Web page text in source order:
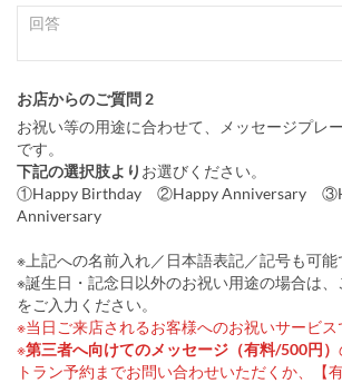
お店からのご質問 2
お祝い等の用途に合わせて、メッセージプレ
です。
下記の選択肢より お選びください。
①Happy Birthday ②Happy Anniversary
Anniversary
※上記への名前入れ／日本語表記／記号も可能
※誕生日・記念日以外のお祝い用途の場合は
をご入力ください。
※当日ご来店されるお客様へのお祝いサービス
※第三者へ向けてのメッセージ（有料/500円）
トラン予約までお問い合わせいただくか、【